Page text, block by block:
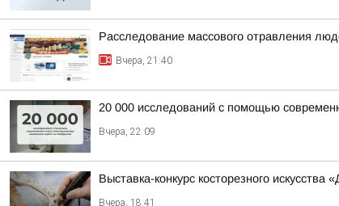
Расследование массового отравления
Вчера, 21:40
20 000 исследований с помощью
Вчера, 22:09
Выставка-конкурс косторезного
Вчера, 18:41